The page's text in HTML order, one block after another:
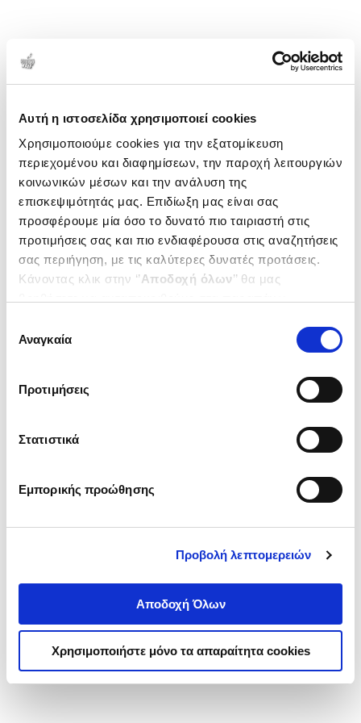
Αυτή η ιστοσελίδα χρησιμοποιεί cookies
Χρησιμοποιούμε cookies για την εξατομίκευση
περιεχομένου και διαφημίσεων, την παροχή λειτουργιών
κοινωνικών μέσων και την ανάλυση της
επισκεψιμότητάς μας. Επιδίωξη μας είναι σας
προσφέρουμε μία όσο το δυνατό πιο ταιριαστή στις
προτιμήσεις σας και πιο ενδιαφέρουσα στις αναζητήσεις
σας περιήγηση, με τις καλύτερες δυνατές προτάσεις.
Κάνοντας κλικ στην ‘’Αποδοχή όλων’’ θα μας
ενδιαφέρουν και να επιλέξετε από τα παρακάτω με την
΄΄και να ενημερωθείτε σχετικά με
συγκατάθεσης
Αναγκαία
Προτιμήσεις
Στατιστικά
Εμπορικής προώθησης
Προβολή λεπτομερειών
Αποδοχή Όλων
Χρησιμοποιήστε μόνο τα απαραίτητα cookies